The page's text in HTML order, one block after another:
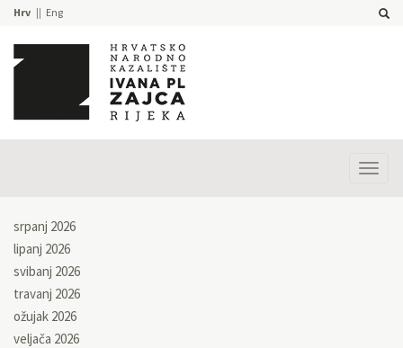
Hrv Eng
srpanj 2026
lipanj 2026
svibanj 2026
travanj 2026
ožujak 2026
veljača 2026